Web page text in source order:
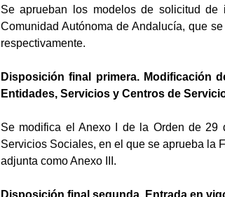
Se aprueban los modelos de solicitud
Comunidad Autónoma de Andalucía, que
respectivamente.
Disposición final primera. Modificación
Entidades, Servicios y Centros de
Se modifica el Anexo I de la Orden de 29
Servicios Sociales, en el que se aprueba la
adjunta como Anexo III.
Disposición final segunda. Entrada en